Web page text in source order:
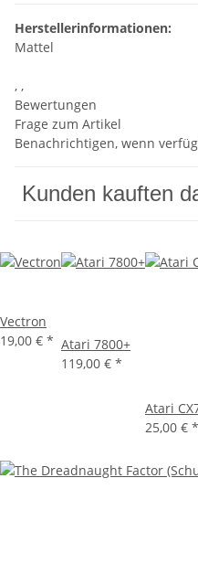
Herstellerinformationen:
Mattel
, ,
Bewertungen
Frage zum Artikel
Benachrichtigen, wenn
Kunden kauften
Vectron
19,00 € * Atari 7800+
119,00 € *
Atari
25,00 € *